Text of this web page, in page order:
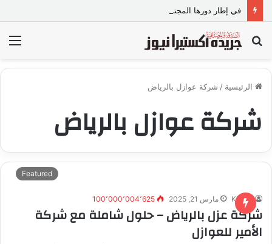
بحث
الرئيسية / شركة عوازل بالرياض
شركة عوازل بالرياض
Featured
Khairy مارس 21, 2025 100٬000٬004٬625
شركة عزل بالرياض – حلول شاملة مع شركة
الأمير للعوازل